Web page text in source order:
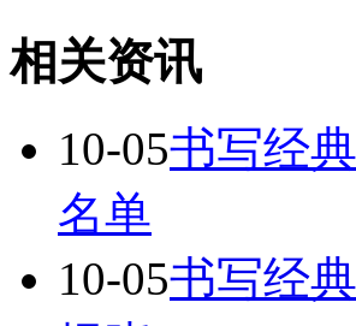
相关资讯
10-05书写经
名单
10-05书写经